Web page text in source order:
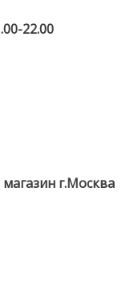
22.00
г.Москва